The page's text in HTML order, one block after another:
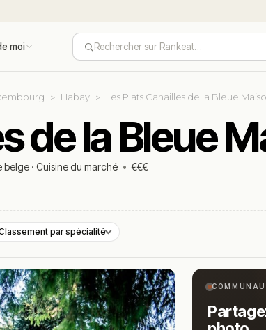
moi Rechercher sur Rankeat…
Habay Les Plats Canailles de la Bleue
de la Bleue
belge · Cuisine du marché • €€€
par spécialité